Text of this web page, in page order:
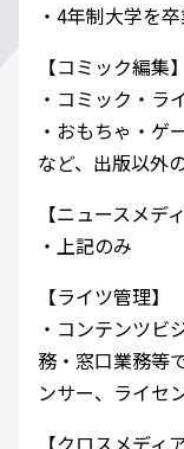
・4年制大学を
【コミック編集】
・コミック・ラ
・おもちゃ・ゲ
など、出版以外
【ニュースメデ
・上記のみ
【ライツ管理】
・コンテンツビ
務・窓口業務等
ンサー、ライセ
【クロスメディア